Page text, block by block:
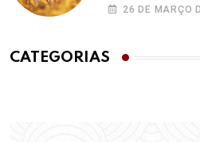
26 DE MARÇO
CATEGORIAS